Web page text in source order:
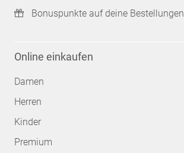
Bonuspunkte auf deine Bestellungen
Online einkaufen
Damen
Herren
Kinder
Premium